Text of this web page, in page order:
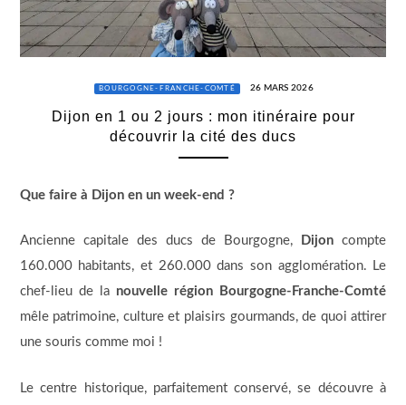
BOURGOGNE-FRANCHE-COMTÉ 26 MARS 2026
Dijon en 1 ou 2 jours : mon itinéraire pour
découvrir la cité des ducs
Que faire à Dijon en un week-end ?
Ancienne capitale des ducs de Bourgogne, Dijon compte
160.000 habitants, et 260.000 dans son agglomération. Le
chef-lieu de la nouvelle région Bourgogne-Franche-Comté
mêle patrimoine, culture et plaisirs gourmands, de quoi attirer
une souris comme moi !
Le centre historique, parfaitement conservé, se découvre à